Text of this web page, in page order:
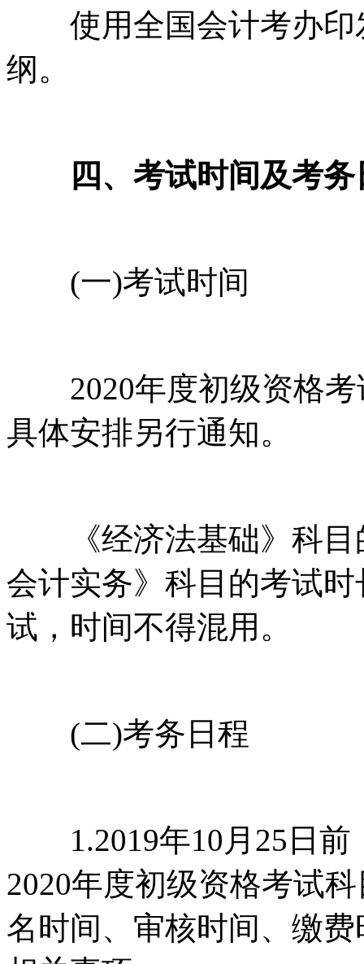
使用全国会计考办印
纲。
四、考试时间及考务
(一)考试时间
2020年度初级资格考
具体安排另行通知。
《经济法基础》科目
会计实务》科目的考试
试，时间不得混用。
(二)考务日程
1.2019年10月25日前
2020年度初级资格考试
名时间、审核时间、缴